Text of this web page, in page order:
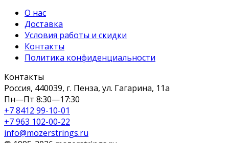
О нас
Доставка
Условия работы и скидки
Контакты
Политика конфиденциальности
Контакты
Россия, 440039, г. Пенза, ул. Гагарина, 11а
Пн—Пт 8:30—17:30
+7 8412 99-10-01
+7 963 102-00-22
info@mozerstrings.ru